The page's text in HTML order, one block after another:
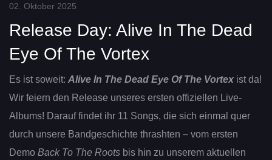
02. Oktober 2025
Release Day: Alive In The Dead
Eye Of The Vortex
Es ist soweit: Alive In The Dead Eye Of The Vortex ist da!
Wir feiern den Release unseres ersten offiziellen Live-
Albums! Darauf findet ihr 11 Songs, die sich einmal quer
durch unsere Bandgeschichte thrashten – vom ersten
Demo Back To The Roots bis hin zu unserem aktuellen